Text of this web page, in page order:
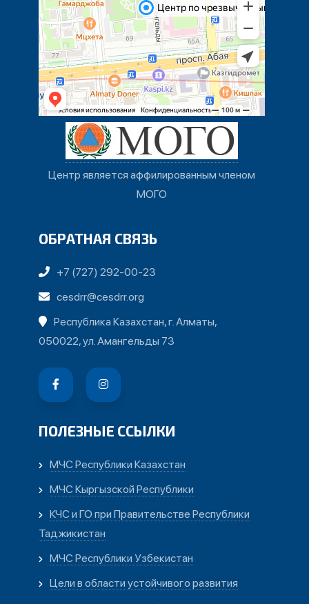
Центр является аффилированным членом
МОГО
ОБРАТНАЯ СВЯЗЬ
+7 (727) 292-00-23
cesdrr@cesdrr.org
Республика Казахстан, г. Алматы,
050022, ул. Амангельды 73
ПОЛЕЗНЫЕ ССЫЛКИ
МЧС Республики Казахстан
МЧС Кыргызской Республики
КЧС и ГО при Правительстве Республики
Таджикистан
МЧС Республики Узбекистан
Цели в области устойчивого развития